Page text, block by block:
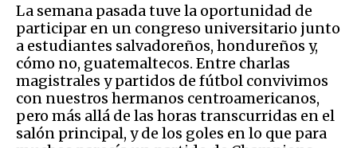
La semana pasada tuve la oportunidad de
participar en un congreso universitario junto
a estudiantes salvadoreños, hondureños y,
cómo no, guatemaltecos. Entre charlas
magistrales y partidos de fútbol convivimos
con nuestros hermanos centroamericanos,
pero más allá de las horas transcurridas en el
salón principal, y de los goles en lo que para